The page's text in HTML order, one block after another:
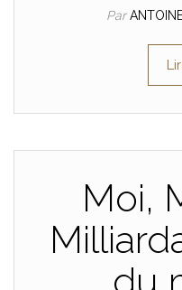
Par
Moi,